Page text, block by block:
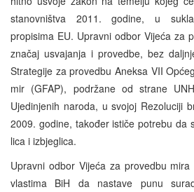
stanovništva 2011. godine, u
propisima EU. Upravni odbor Vijeća za
značaj usvajanja i provedbe, bez
Strategije za provedbu Aneksa VII
mir (GFAP), podržane od strane
Ujedinjenih naroda, u svojoj Rezoluciji
2009. godine, također ističe potrebu da
lica i izbjeglica.
Upravni odbor Vijeća za provedbu
vlastima BiH da nastave punu